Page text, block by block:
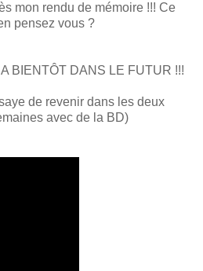
mon rendu de mémoire !!! Ce
pensez vous ?
BIENTÔT DANS LE FUTUR !!!
de revenir dans les deux
avec de la BD)